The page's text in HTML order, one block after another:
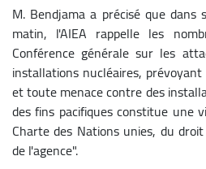
M. Bendjama a précisé que dans
matin, l'AIEA rappelle les
Conférence générale sur les
installations nucléaires,
et toute menace contre des
des fins pacifiques constitue une
Charte des Nations unies, du
de l'agence".